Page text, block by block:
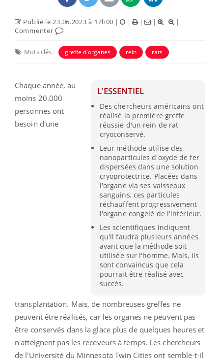
Publié le 23.06.2023 à 17h00 | | | |
|
Commenter
Mots clés : greffe d'organes rein rats
L'ESSENTIEL
Des chercheurs américains ont
réalisé la première greffe
réussie d'un rein de rat
cryoconservé.
Leur méthode utilise des
nanoparticules d'oxyde de fer
dispersées dans une solution
cryoprotectrice. Placées dans
l'organe via ses vaisseaux
sanguins, ces particules
réchauffent progressivement
l'organe congelé de l'intérieur.
Les scientifiques indiquent
qu'il faudra plusieurs années
avant que la méthode soit
utilisée sur l'homme. Mais, ils
sont convaincus que cela
pourrait être réalisé avec
succès.
Chaque année, au
moins 20.000
personnes ont
besoin d'une
transplantation. Mais, de nombreuses greffes ne
peuvent être réalisés, car les organes ne peuvent pas
être conservés dans la glace plus de quelques heures et
n'atteignent pas les receveurs à temps. Les chercheurs
de l'Université du Minnesota Twin Cities ont semble-t-il